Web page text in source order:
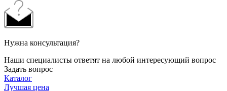
Нужна консультация?
Наши специалисты ответят на любой интересующий вопрос
Задать вопрос
Каталог
Лучшая цена